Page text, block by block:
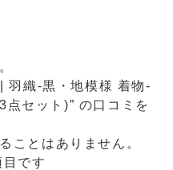
羽織-黒・地模様 着物-
セット)” の口コミを
ことはありません。
です